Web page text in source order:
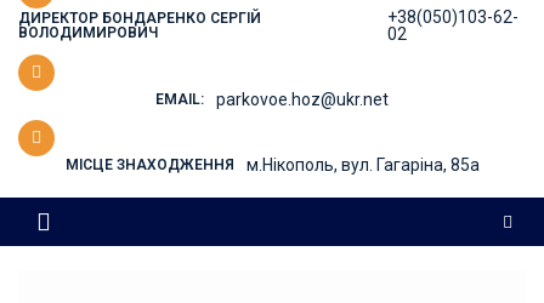
ДИРЕКТОР БОНДАРЕНКО СЕРГІЙ
ВОЛОДИМИРОВИЧ
+38(050)103-62-
02
EMAIL: parkovoe.hoz@ukr.net
МІСЦЕ ЗНАХОДЖЕННЯ м.Нікополь, вул. Гагаріна, 85а